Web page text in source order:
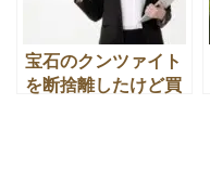
宝石のクンツァイト
を断捨離したけど買